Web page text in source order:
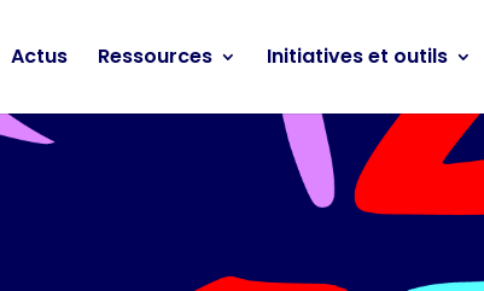
Actus Ressources Initiatives et outils